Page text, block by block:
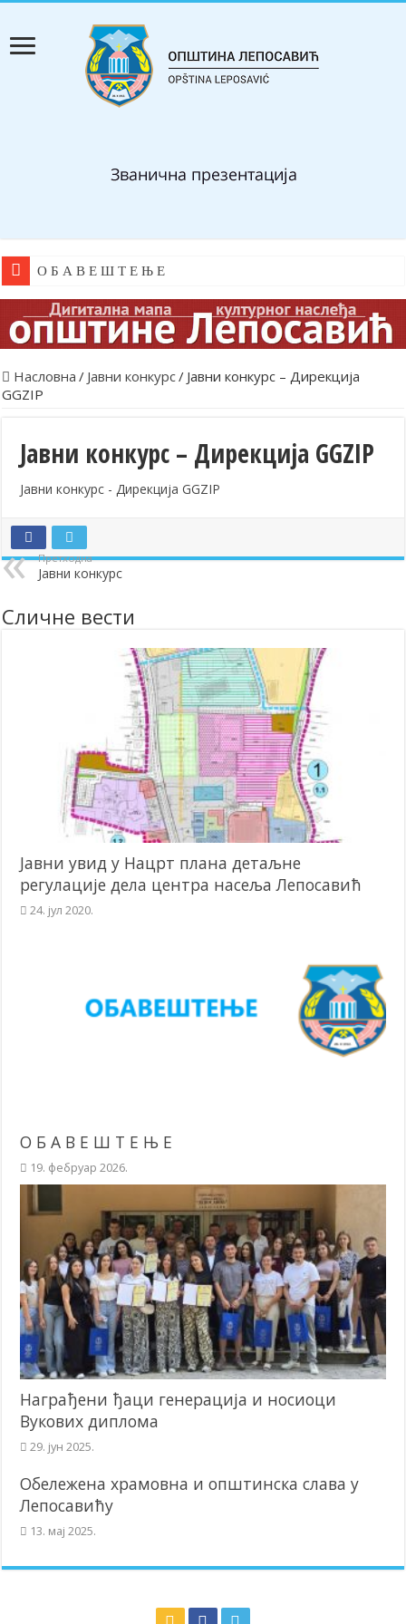
О Б А В Е Ш Т Е Њ Е
Насловна / Јавни конкурс/ Јавни конкурс – Дирекција
GGZIP
Јавни конкурс – Дирекција GGZIP
Јавни конкурс - Дирекција GGZIP
Претходна
Јавни конкурс
Сличне вести
Јавни увид у Нацрт плана детаљне
регулације дела центра насеља Лепосавић
24. јул 2020.
О Б А В Е Ш Т Е Њ Е
19. фебруар 2026.
Награђени ђаци генерација и носиоци
Вукових диплома
29. јун 2025.
Обележена храмовна и општинска слава у
Лепосавићу
13. мај 2025.